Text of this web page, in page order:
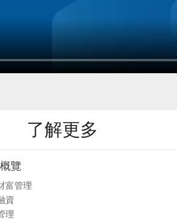
了解更多
覽
富管理
資
理